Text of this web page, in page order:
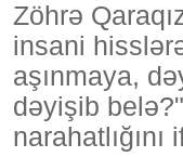
Zöhrə
insani
aşınmaya,
dəyişib
narahatlığını